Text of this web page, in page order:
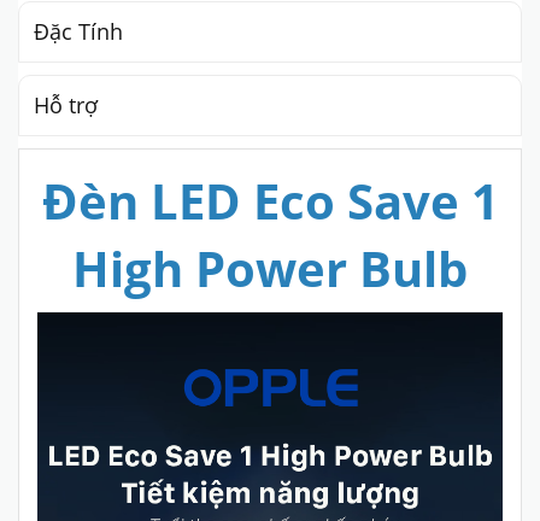
Đặc Tính
Hỗ trợ
Đèn LED Eco Save 1
High Power Bulb